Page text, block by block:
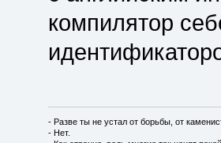
компилятор
- Разве ты не устал от борьбы, от
- Нет.